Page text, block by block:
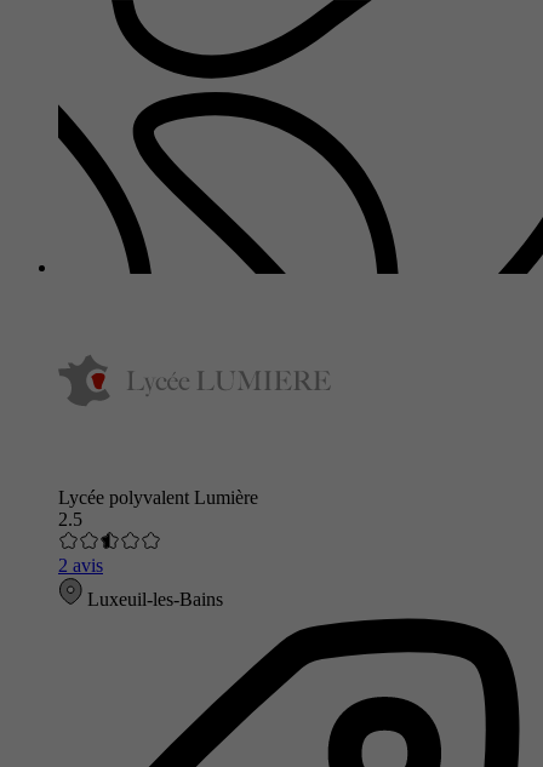
Lycée polyvalent Lumière
2.5
2 avis
Luxeuil-les-Bains